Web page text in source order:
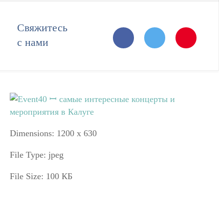
Свяжитесь
с нами
Dimensions: 1200 x 630
File Type: jpeg
File Size: 100 КБ